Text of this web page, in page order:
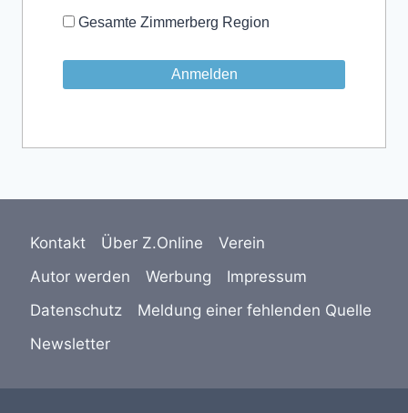
Gesamte Zimmerberg Region
Kontakt Über Z.Online
Verein
Autor werden
Werbung
Impressum
Datenschutz
Meldung einer fehlenden Quelle
Newsletter